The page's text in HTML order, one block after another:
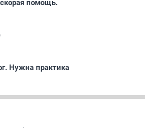
помощь.
Нужна практика